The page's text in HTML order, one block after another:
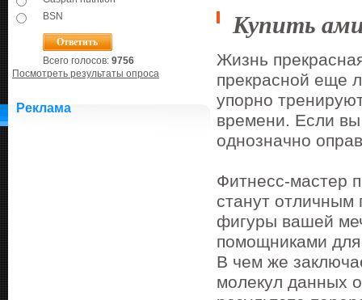
BSN
Всего голосов: 9756
Посмотреть результаты опроса
Реклама
Купить
Жизнь
прекрасной еще
упорно
времени. Если
однозначно
Фитнесс-мастер
станут отличным
фигуры вашей
помощниками
В чем же
молекул данных